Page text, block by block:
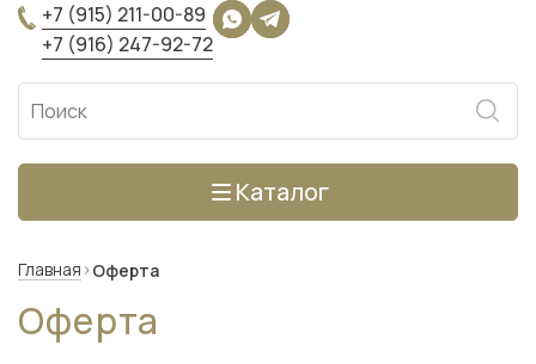
+7 (915) 211-00-89
+7 (916) 247-92-72
Каталог
Главная Оферта
Оферта